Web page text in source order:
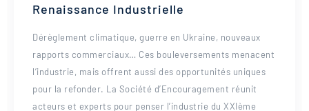
Renaissance Industrielle
Dérèglement climatique, guerre en Ukraine, nouveaux
rapports commerciaux… Ces bouleversements menacent
l’industrie, mais offrent aussi des opportunités uniques
pour la refonder. La Société d’Encouragement réunit
acteurs et experts pour penser l’industrie du XXIème